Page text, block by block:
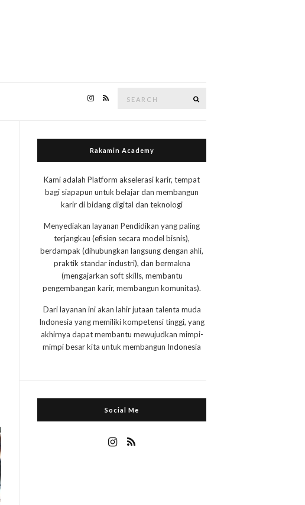
Rakamin Academy
Kami adalah Platform akselerasi karir, tempat
bagi siapapun untuk belajar dan membangun
karir di bidang digital dan teknologi
Menyediakan layanan Pendidikan yang paling
terjangkau (efisien secara model bisnis),
berdampak (dihubungkan langsung dengan ahli,
praktik standar industri), dan bermakna
(mengajarkan soft skills, membantu
pengembangan karir, membangun komunitas).
Dari layanan ini akan lahir jutaan talenta muda
Indonesia yang memiliki kompetensi tinggi, yang
akhirnya dapat membantu mewujudkan mimpi-
mimpi besar kita untuk membangun Indonesia
Social Me